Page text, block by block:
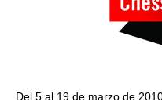
Del 5 al 19 de marzo de